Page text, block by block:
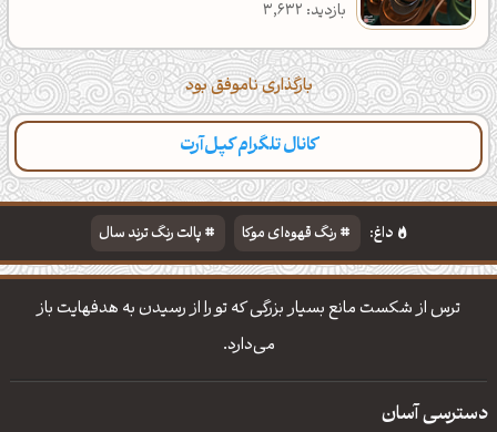
بازدید: 3,632
بارگذاری ناموفق بود
کانال تلگرام کپل‌آرت
داغ: رنگ قهوه‌ای موکا
پالت رنگ ترند سال
دانلود والپیپر مذهبی
تایپوگرافی شعر مولانا
ترس از شکست مانع بسیار بزرگی که تو را از رسیدن به هدفهایت باز
می‌دارد.
دسترسی آسان